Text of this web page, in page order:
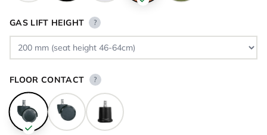
GAS LIFT HEIGHT ?
FLOOR CONTACT ?